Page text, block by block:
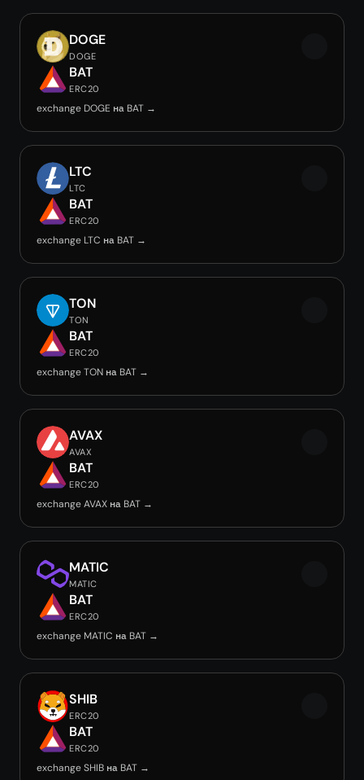
DOGE
DOGE
BAT
ERC20
exchange DOGE на BAT →
LTC
LTC
BAT
ERC20
exchange LTC на BAT →
TON
TON
BAT
ERC20
exchange TON на BAT →
AVAX
AVAX
BAT
ERC20
exchange AVAX на BAT →
MATIC
MATIC
BAT
ERC20
exchange MATIC на BAT →
SHIB
ERC20
BAT
ERC20
exchange SHIB на BAT →